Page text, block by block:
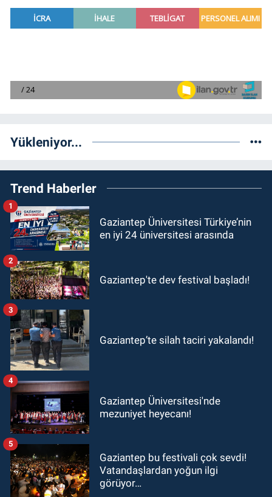
Yükleniyor...
Trend Haberler
Gaziantep Üniversitesi Türkiye’nin
en iyi 24 üniversitesi arasında
1
Gaziantep'te dev festival başladı!
2
Gaziantep’te silah taciri yakalandı!
3
Gaziantep Üniversitesi'nde
mezuniyet heyecanı!
4
Gaziantep bu festivali çok sevdi!
Vatandaşlardan yoğun ilgi
görüyor…
5